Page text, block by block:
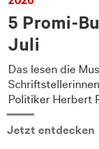
5 Promi-
Juli
Das lesen die
Politiker Herbert
Jetzt entdecken